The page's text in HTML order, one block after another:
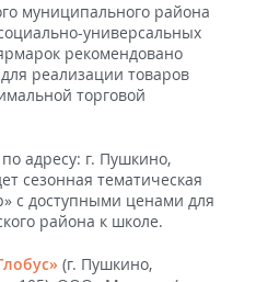
муниципального района
универсальных
рекомендовано
реализации товаров
торговой
адресу: г. Пушкино,
сезонная тематическая
с доступными ценами для
района к школе.
(г. Пушкино,